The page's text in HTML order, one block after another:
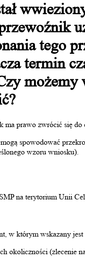
tego
termin
możemy
prawo zwrócić się do
spowodować
wzoru wniosku).
na terytorium Unii
w którym wskazany
okoliczności (zlecenie